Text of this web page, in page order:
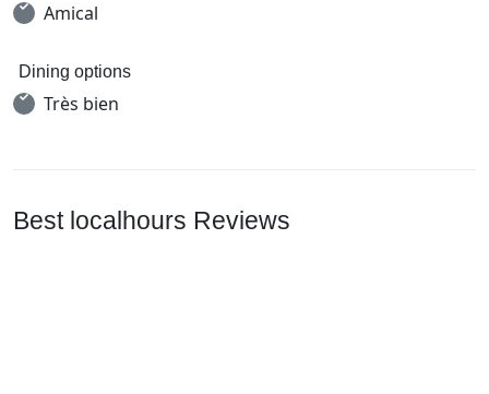
Amical
Dining options
Très bien
Best localhours Reviews